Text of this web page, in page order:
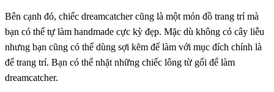
Bên cạnh đó, chiếc dreamcatcher cũng là một món đồ trang trí mà
bạn có thể tự làm handmade cực kỳ đẹp. Mặc dù không có cây liễu
nhưng bạn cũng có thể dùng sợi kẽm để làm với mục đích chính là
để trang trí. Bạn có thể nhặt những chiếc lông từ gối để làm
dreamcatcher.